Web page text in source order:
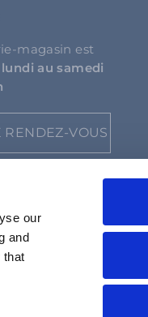
our
and
that
magasin est
lundi au samedi
RENDEZ-VOUS